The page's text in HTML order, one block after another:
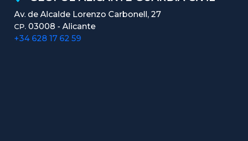
Av. de Alcalde Lorenzo Carbonell, 27
CP. 03008 - Alicante
+34 628 17 62 59